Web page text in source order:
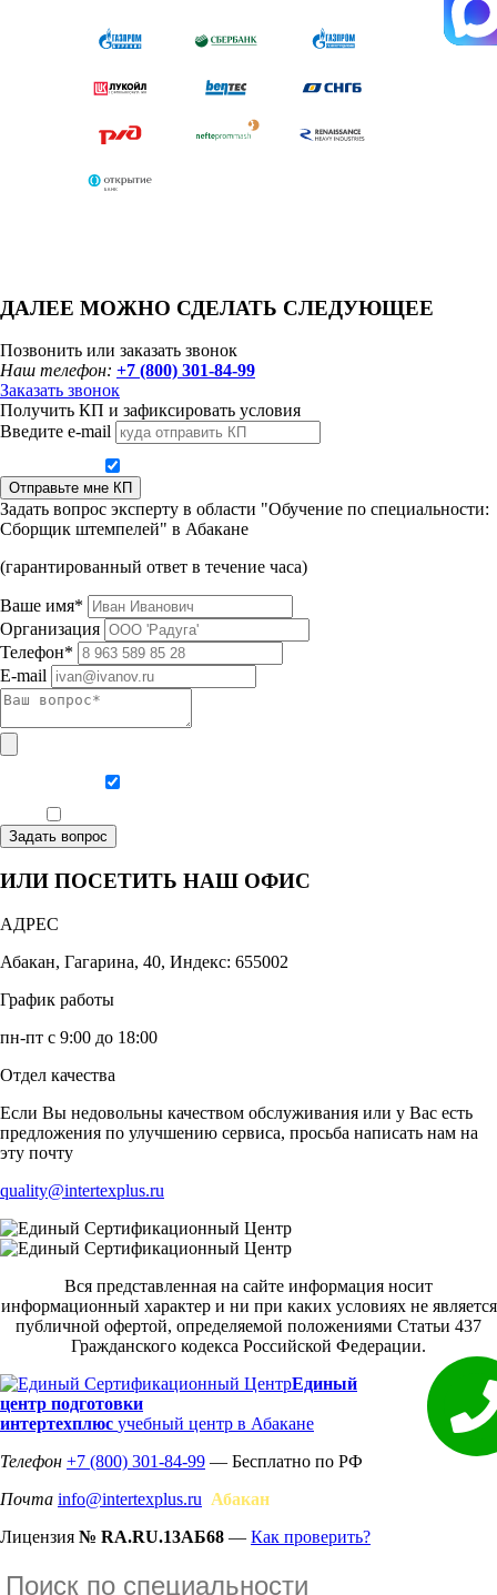
ДАЛЕЕ МОЖНО СДЕЛАТЬ СЛЕДУЮЩЕЕ
Позвонить или заказать звонок
Наш телефон: +7 (800) 301-84-99
Заказать звонок
Получить КП и зафиксировать условия
Введите e-mail
Отправьте мне КП
Задать вопрос эксперту в области "Обучение по специальности:
Сборщик штемпелей" в Абакане
(гарантированный ответ в течение часа)
Ваше имя*
Организация
Телефон*
E-mail
Задать вопрос
ИЛИ ПОСЕТИТЬ НАШ ОФИС
АДРЕС
Абакан, Гагарина, 40, Индекс: 655002
График работы
пн-пт с 9:00 до 18:00
Отдел качества
Если Вы недовольны качеством обслуживания или у Вас есть
предложения по улучшению сервиса, просьба написать нам на
эту почту
quality@intertexplus.ru
Вся представленная на сайте информация носит
информационный характер и ни при каких условиях не является
публичной офертой, определяемой положениями Статьи 437
Гражданского кодекса Российской Федерации.
Единый
центр подготовки
интертехплюс учебный центр в Абакане
Телефон +7 (800) 301-84-99 — Бесплатно по РФ
Почта info@intertexplus.ru Абакан
Лицензия № RA.RU.13АБ68 — Как проверить?